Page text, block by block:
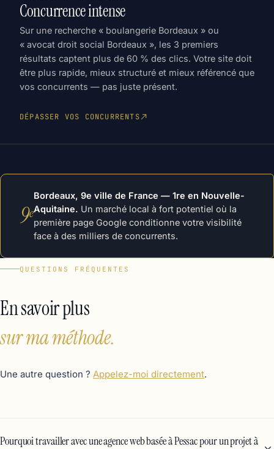
Concurrence intense
Sur une recherche « boulangerie Bordeaux » ou
« avocat droit social Bordeaux », les 3 premiers
résultats captent plus de 60 % des clics. Votre site doit
être plus rapide, mieux structuré et mieux référencé que
vos concurrents — pas juste présent.
DÉPASSER VOS CONCURRENTS
9e
Bordeaux, 9e ville de France — 1re en Nouvelle-
Aquitaine. Un marché local à fort potentiel où la
première page Google conditionne votre visibilité
face à des milliers de concurrents.
QUESTIONS FRÉQUENTES
En savoir plus
sur ma méthode.
Une autre question ? Appelez-moi directement.
Pourquoi travailler avec une agence web basée à Pessac pour un projet à